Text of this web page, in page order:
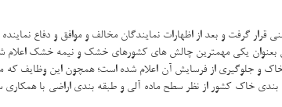
گرفت و بعد از اظهارات نمایندگان مخالف و موافق و دفاع نماینده